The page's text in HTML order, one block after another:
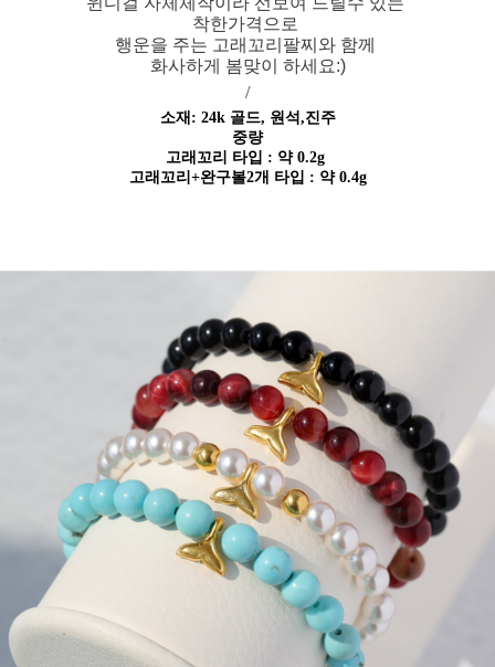
착한가격으로
행운을 주는 고래꼬리팔찌와 함께
화사하게 봄맞이 하세요:)
/
소재: 24k 골드, 원석,진주
중량
고래꼬리 타입 : 약 0.2g
고래꼬리+완구볼2개 타입 : 약 0.4g